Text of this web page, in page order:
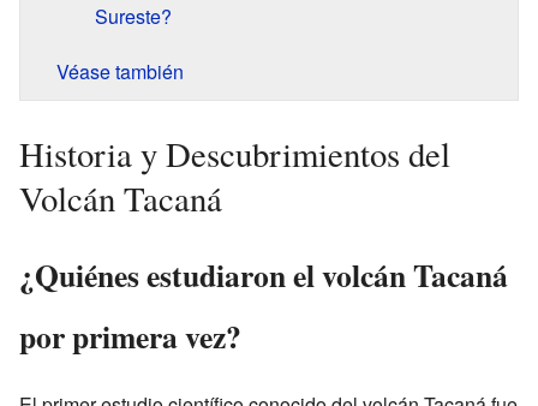
Sureste?
Véase también
Historia y Descubrimientos del
Volcán Tacaná
¿Quiénes estudiaron el volcán Tacaná
por primera vez?